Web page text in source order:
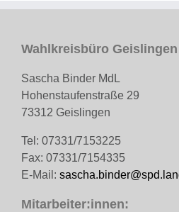
Wahlkreisbüro Geislingen
Sascha Binder MdL
Hohenstaufenstraße 29
73312 Geislingen
Tel: 07331/7153225
Fax: 07331/7154335
E-Mail:
Mitarbeiter:innen: